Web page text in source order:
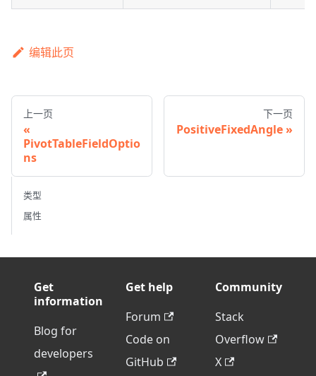
编辑此页
上一页
PivotTableFieldOptio
ns
下一页
PositiveFixedAngle
类型
属性
Get
information
Blog for
developers
Get help
Forum
Code on
GitHub
Community
Stack
Overflow
X